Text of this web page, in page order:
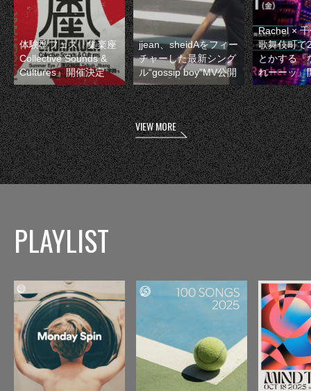
体験型フェス『集楽座
Collective Sounds &
Cultures』開催決定
jjean、sheidAをフィー
チャーした最新シング
ル“gossip boy”MV公開
Rachel ×
歌舞伎町で
とかする『
れーーッ』
VIEW MORE
PLAYLIST